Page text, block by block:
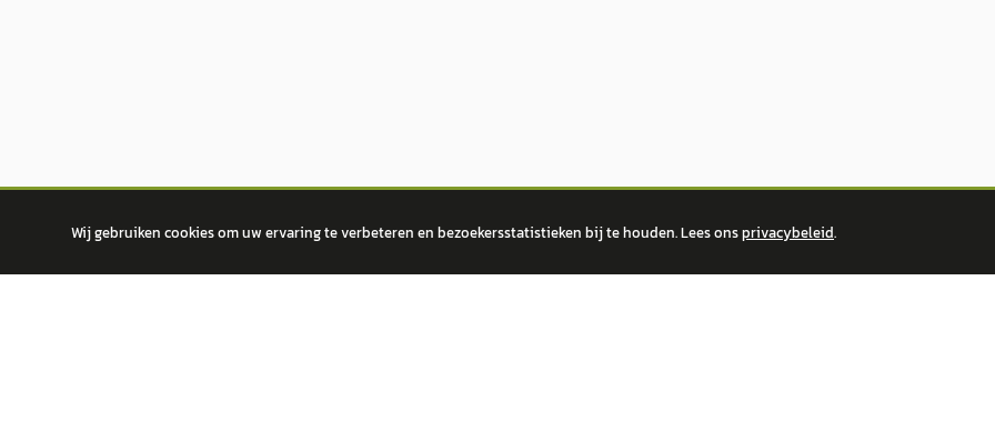
Wij gebruiken cookies om uw ervaring te verbeteren en bezoekersstatistieken bij te houden. Lees onsprivacybeleid.